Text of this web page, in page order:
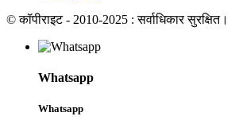
© कॉपीराइट - 2010-2025 : सर्वाधिकार सुरक्षित।
Whatsapp
Whatsapp